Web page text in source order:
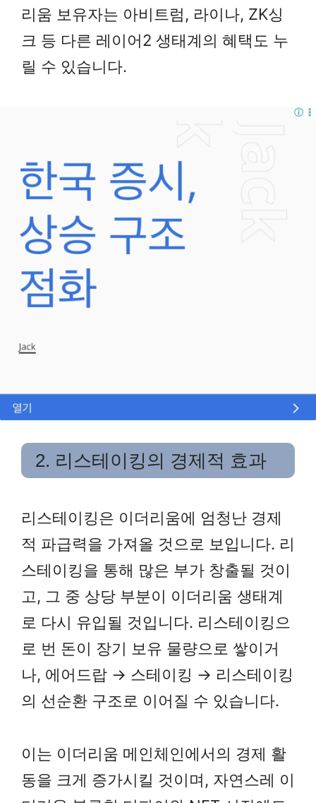
리움 보유자는 아비트럼, 라이나, ZK싱
크 등 다른 레이어2 생태계의 혜택도 누
릴 수 있습니다.
2. 리스테이킹의 경제적 효과
리스테이킹은 이더리움에 엄청난 경제
적 파급력을 가져올 것으로 보입니다. 리
스테이킹을 통해 많은 부가 창출될 것이
고, 그 중 상당 부분이 이더리움 생태계
로 다시 유입될 것입니다. 리스테이킹으
로 번 돈이 장기 보유 물량으로 쌓이거
나, 에어드랍 → 스테이킹 → 리스테이킹
의 선순환 구조로 이어질 수 있습니다.
이는 이더리움 메인체인에서의 경제 활
동을 크게 증가시킬 것이며, 자연스레 이